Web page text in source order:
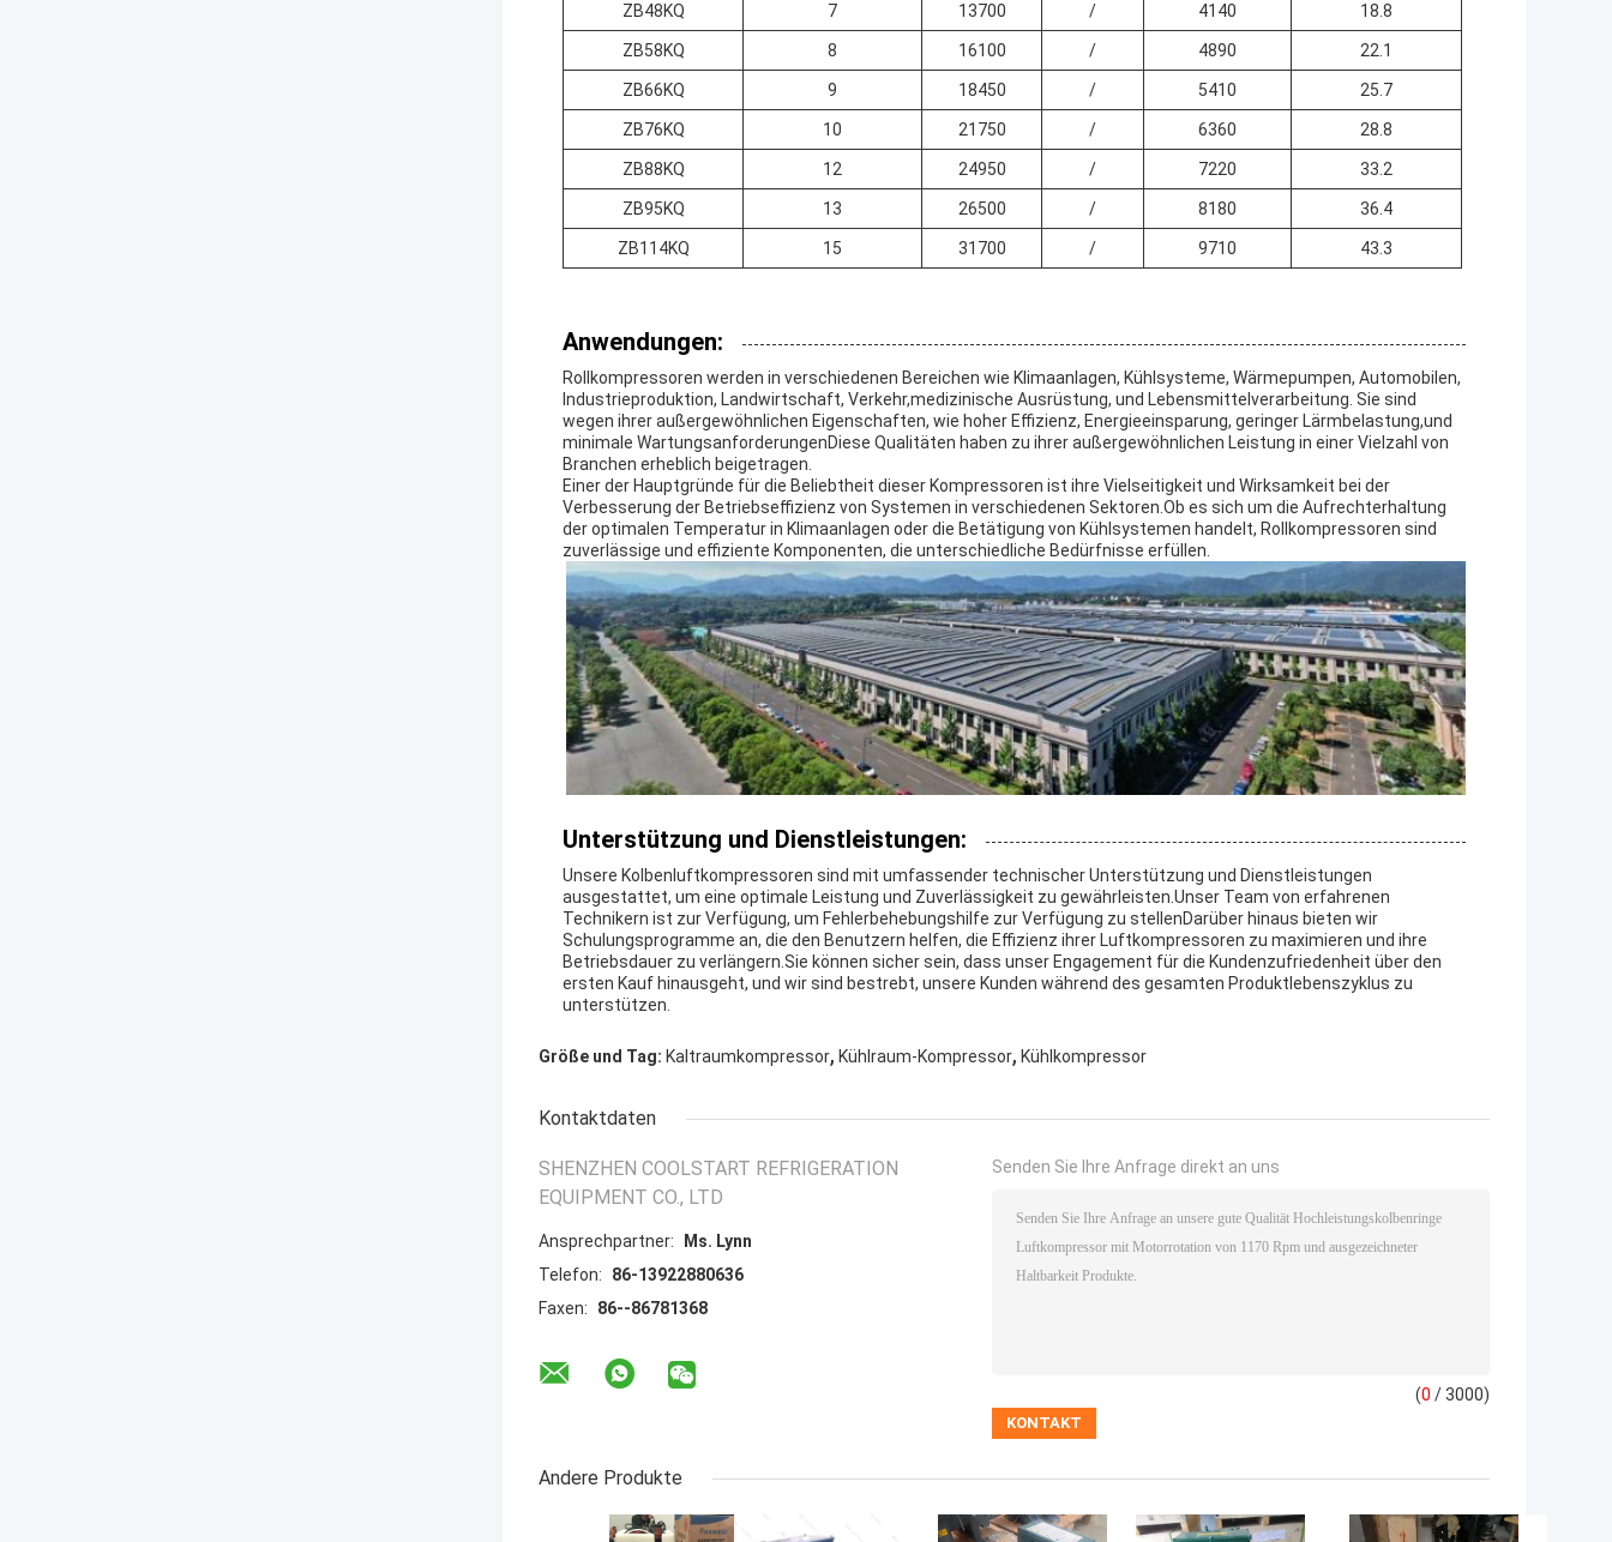
ZB48KQ 7 13700 / 4140 18.8
ZB58KQ 8 16100 / 4890 22.1
ZB66KQ 9 18450 / 5410 25.7
ZB76KQ 10 21750 / 6360 28.8
ZB88KQ 12 24950 / 7220 33.2
ZB95KQ 13 26500 / 8180 36.4
ZB114KQ 15 31700 / 9710 43.3
Anwendungen:
Rollkompressoren werden in verschiedenen Bereichen wie Klimaanlagen, Kühlsysteme, Wärmepumpen, Automobilen,
Industrieproduktion, Landwirtschaft, Verkehr,medizinische Ausrüstung, und Lebensmittelverarbeitung. Sie sind
wegen ihrer außergewöhnlichen Eigenschaften, wie hoher Effizienz, Energieeinsparung, geringer Lärmbelastung,und
minimale WartungsanforderungenDiese Qualitäten haben zu ihrer außergewöhnlichen Leistung in einer Vielzahl von
Branchen erheblich beigetragen.
Einer der Hauptgründe für die Beliebtheit dieser Kompressoren ist ihre Vielseitigkeit und Wirksamkeit bei der
Verbesserung der Betriebseffizienz von Systemen in verschiedenen Sektoren.Ob es sich um die Aufrechterhaltung
der optimalen Temperatur in Klimaanlagen oder die Betätigung von Kühlsystemen handelt, Rollkompressoren sind
zuverlässige und effiziente Komponenten, die unterschiedliche Bedürfnisse erfüllen.
Unterstützung und Dienstleistungen:
Unsere Kolbenluftkompressoren sind mit umfassender technischer Unterstützung und Dienstleistungen
ausgestattet, um eine optimale Leistung und Zuverlässigkeit zu gewährleisten.Unser Team von erfahrenen
Technikern ist zur Verfügung, um Fehlerbehebungshilfe zur Verfügung zu stellenDarüber hinaus bieten wir
Schulungsprogramme an, die den Benutzern helfen, die Effizienz ihrer Luftkompressoren zu maximieren und ihre
Betriebsdauer zu verlängern.Sie können sicher sein, dass unser Engagement für die Kundenzufriedenheit über den
ersten Kauf hinausgeht, und wir sind bestrebt, unsere Kunden während des gesamten Produktlebenszyklus zu
unterstützen.
Größe und Tag: Kaltraumkompressor, Kühlraum-Kompressor, Kühlkompressor
Kontaktdaten
SHENZHEN COOLSTART REFRIGERATION
EQUIPMENT CO., LTD
Ansprechpartner:
Ms. Lynn
Telefon:
86-13922880636
Faxen:
86--86781368
Senden Sie Ihre Anfrage direkt an uns
(0 / 3000)
Andere Produkte